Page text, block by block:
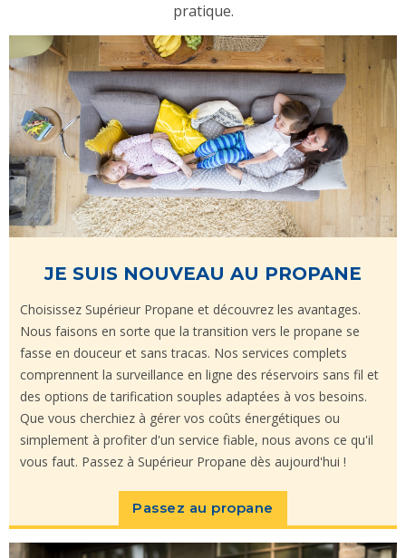
pratique.
JE SUIS NOUVEAU AU PROPANE
Choisissez Supérieur Propane et découvrez les avantages.
Nous faisons en sorte que la transition vers le propane se
fasse en douceur et sans tracas. Nos services complets
comprennent la surveillance en ligne des réservoirs sans fil et
des options de tarification souples adaptées à vos besoins.
Que vous cherchiez à gérer vos coûts énergétiques ou
simplement à profiter d'un service fiable, nous avons ce qu'il
vous faut. Passez à Supérieur Propane dès aujourd'hui !
Passez au propane